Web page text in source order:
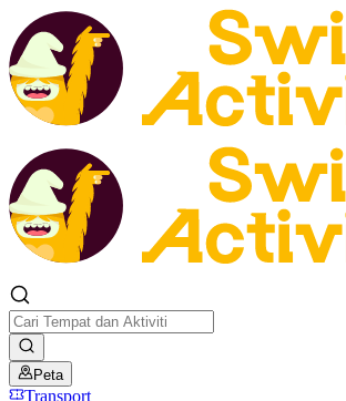
Peta
Transport